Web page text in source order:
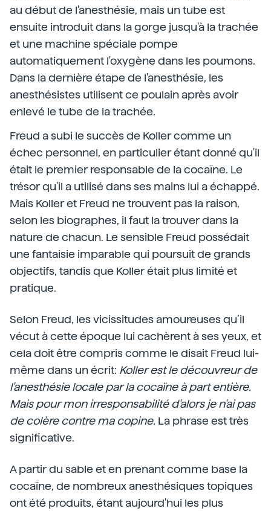
au début de l'anesthésie, mais un tube est
ensuite introduit dans la gorge jusqu'à la trachée
et une machine spéciale pompe
automatiquement l'oxygène dans les poumons.
Dans la dernière étape de l'anesthésie, les
anesthésistes utilisent ce poulain après avoir
enlevé le tube de la trachée.
Freud a subi le succès de Koller comme un
échec personnel, en particulier étant donné qu'il
était le premier responsable de la cocaïne. Le
trésor qu'il a utilisé dans ses mains lui a échappé.
Mais Koller et Freud ne trouvent pas la raison,
selon les biographes, il faut la trouver dans la
nature de chacun. Le sensible Freud possédait
une fantaisie imparable qui poursuit de grands
objectifs, tandis que Koller était plus limité et
pratique.
Selon Freud, les vicissitudes amoureuses qu’il
vécut à cette époque lui cachèrent à ses yeux, et
cela doit être compris comme le disait Freud lui-
même dans un écrit: Koller est le découvreur de
l'anesthésie locale par la cocaïne à part entière.
Mais pour mon irresponsabilité d'alors je n'ai pas
de colère contre ma copine. La phrase est très
significative.
A partir du sable et en prenant comme base la
cocaïne, de nombreux anesthésiques topiques
ont été produits, étant aujourd'hui les plus